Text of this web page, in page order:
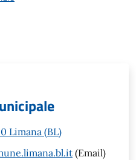
Limana (BL)
(Email)